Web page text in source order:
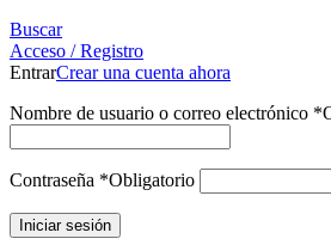
Buscar
Acceso / Registro
EntrarCrear una cuenta ahora
Nombre de usuario o correo electrónico *
Contraseña *Obligatorio
Iniciar sesión